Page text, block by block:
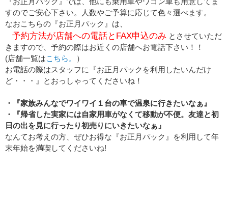
すのでご安心下さい。人数やご予算に応じて色々選べます。
なおこちらの『お正月パック』は、
予約方法が店舗への電話とFAX申込のみ とさせていただ
きますので、予約の際はお近くの店舗へお電話下さい！！
(店舗一覧はこちら。
）
お電話の際はスタッフに『お正月パックを利用したいんだけ
ど・・・』とおっしゃってくださいね！
・『家族みんなでワイワイ１台の車で温泉に行きたいなぁ』
・『帰省した実家には自家用車がなくて移動が不便。友達と初
日の出を見に行ったり初売りにいきたいなぁ』
なんてお考えの方、ぜひお得な『お正月パック』を利用して年
末年始を満喫してくださいね!